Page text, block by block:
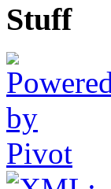
Stuff